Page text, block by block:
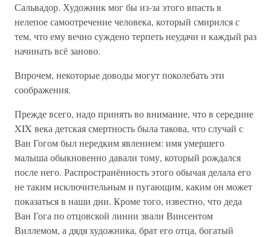
Сальвадор. Художник мог бы из-за этого впасть в
нелепое самоотречение человека, который смирился с
тем, что ему вечно суждено терпеть неудачи и каждый раз
начинать всё заново.
Впрочем, некоторые доводы могут поколебать эти
соображения.
Прежде всего, надо принять во внимание, что в середине
XIX века детская смертность была такова, что случай с
Ван Гогом был нередким явлением: имя умершего
малыша обыкновенно давали тому, который рождался
после него. Распространённость этого обычая делала его
не таким исключительным и пугающим, каким он может
показаться в наши дни. Кроме того, известно, что деда
Ван Гога по отцовской линии звали Винсентом
Виллемом, а дядя художника, брат его отца, богатый